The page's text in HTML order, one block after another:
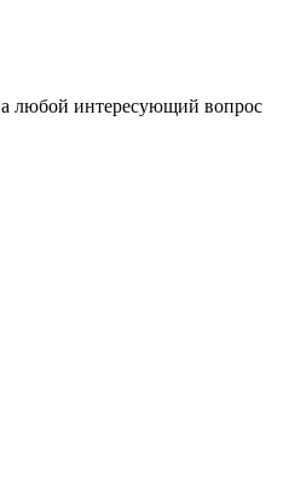
любой интересующий вопрос